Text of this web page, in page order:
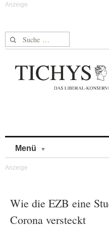
Suche nach:
Menü
Wie die EZB eine
Corona versteckt